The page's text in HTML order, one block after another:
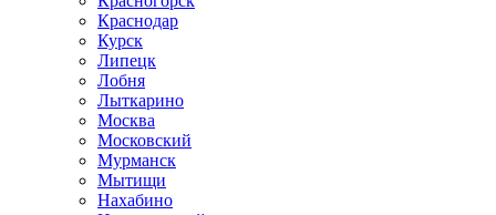
Краснодар
Курск
Липецк
Лобня
Лыткарино
Москва
Московский
Мурманск
Мытищи
Нахабино